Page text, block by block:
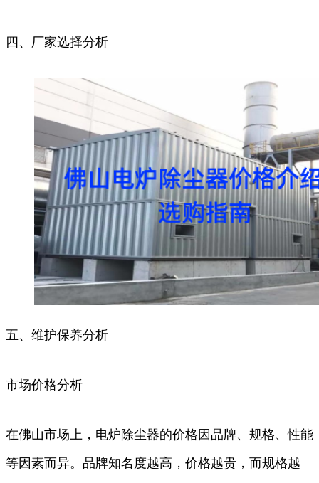
四、厂家选择分析
五、维护保养分析
市场价格分析
在佛山市场上，电炉除尘器的价格因品牌、规格、性能
等因素而异。品牌知名度越高，价格越贵，而规格越